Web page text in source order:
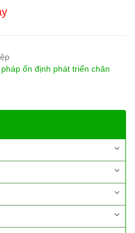
ổn định phát triển chăn